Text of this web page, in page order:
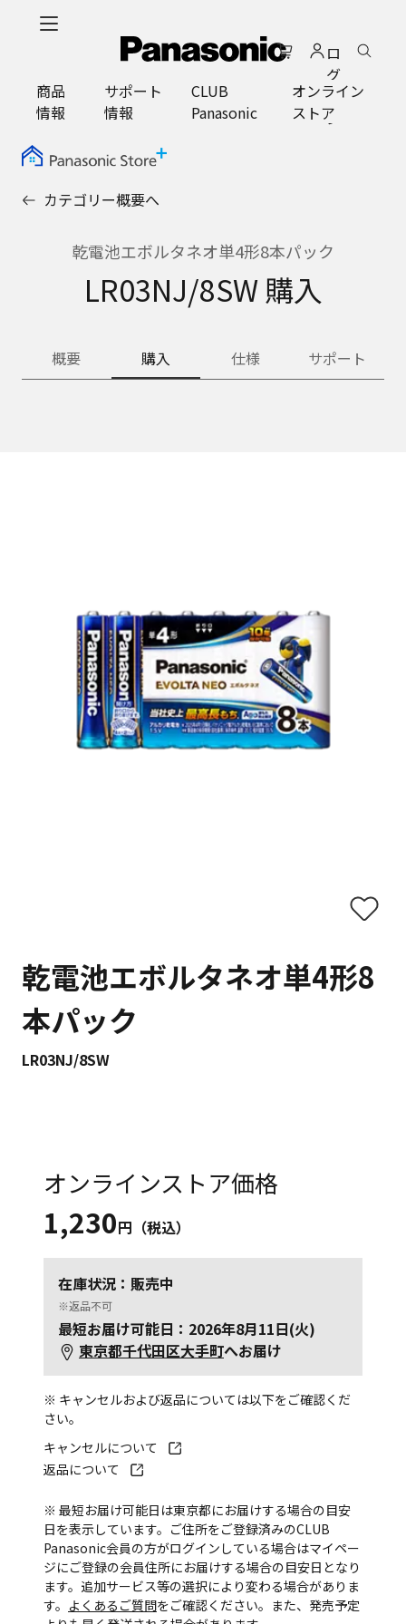
ロ
グ
イ
ン
商品
情報
サポート
情報
CLUB
Panasonic
オンライン
ストア
カテゴリー概要へ
乾電池エボルタネオ単4形8本パック
LR03NJ/8SW 購入
概要 購入 仕様 サポート
乾電池エボルタネオ単4形8
本パック
LR03NJ/8SW
オンラインストア価格
1,230円（税込）
在庫状況：販売中
※返品不可
最短お届け可能日：2026年8月11日(火)
東京都千代田区大手町へお届け
※ キャンセルおよび返品については以下をご確認くだ
さい。
キャンセルについて
返品について
※ 最短お届け可能日は東京都にお届けする場合の目安
日を表示しています。ご住所をご登録済みのCLUB
Panasonic会員の方がログインしている場合はマイペー
ジにご登録の会員住所にお届けする場合の目安日となり
ます。追加サービス等の選択により変わる場合がありま
す。 よくあるご質問をご確認ください。また、発売予定